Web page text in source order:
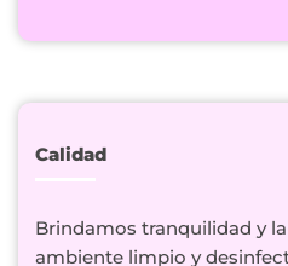
Calidad
Brindamos tranquilidad y
ambiente limpio y